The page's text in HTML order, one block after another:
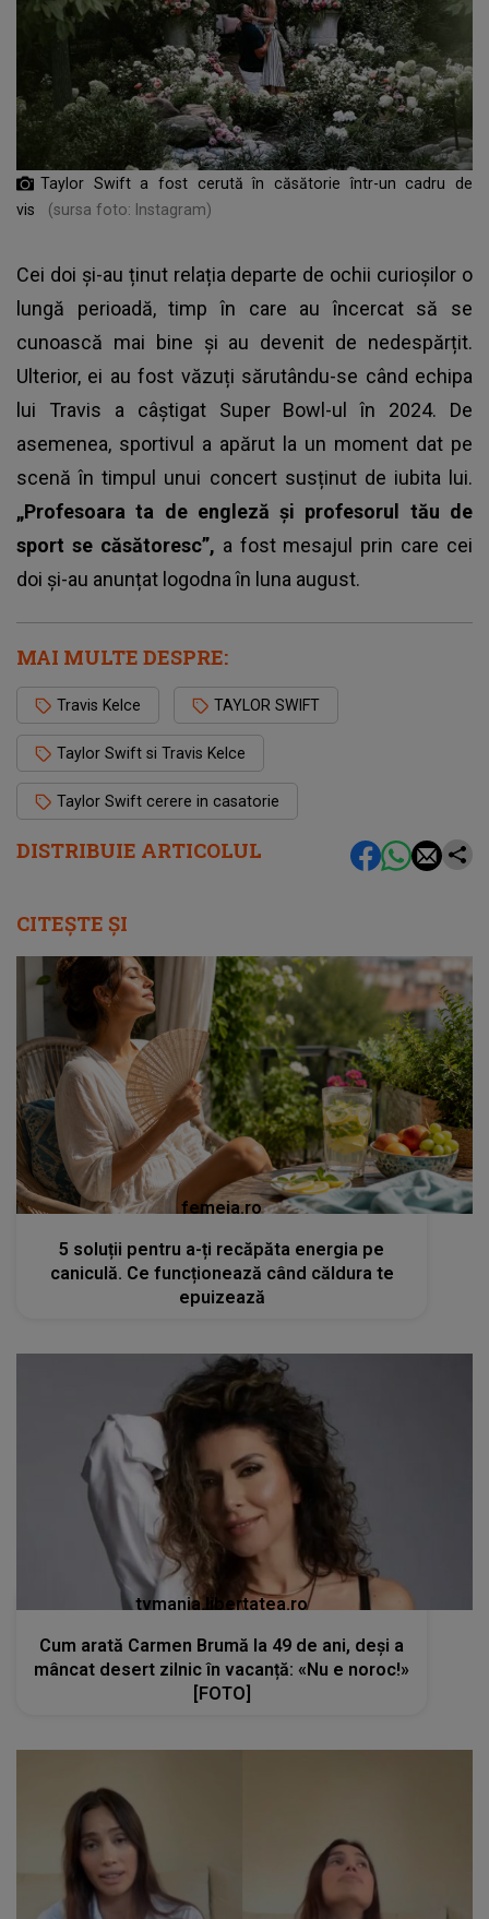
DISTRIBUIE ARTICOLUL
Taylor Swift a fost cerută în căsătorie într-un cadru de
vis
(sursa foto: Instagram)
Cei doi și-au ținut relația departe de ochii curioșilor o
lungă perioadă, timp în care au încercat să se
cunoască mai bine și au devenit de nedespărțit.
Ulterior, ei au fost văzuți sărutându-se când echipa
lui Travis a câştigat Super Bowl-ul în 2024. De
asemenea, sportivul a apărut la un moment dat pe
scenă în timpul unui concert susținut de iubita lui.
„Profesoara ta de engleză şi profesorul tău de
sport se căsătoresc”, a fost mesajul prin care cei
doi și-au anunțat logodna în luna august.
MAI MULTE DESPRE:
Travis Kelce TAYLOR SWIFT
Taylor Swift si Travis Kelce
Taylor Swift cerere in casatorie
CITEȘTE ȘI
femeia.ro
5 soluții pentru a-ți recăpăta energia pe
caniculă. Ce funcționează când căldura te
epuizează
tvmania.libertatea.ro
Cum arată Carmen Brumă la 49 de ani, deși a
mâncat desert zilnic în vacanță: «Nu e noroc!»
[FOTO]